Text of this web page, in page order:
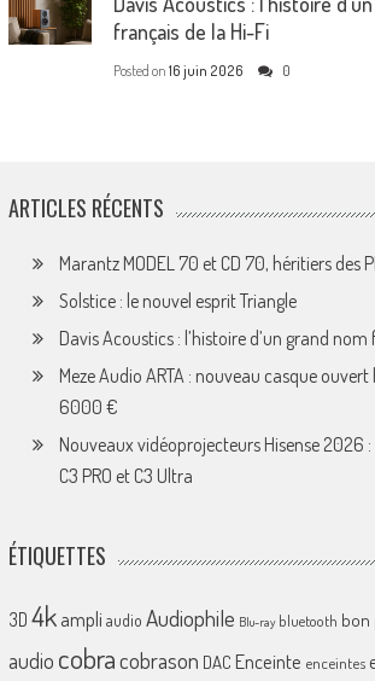
français de la Hi-Fi
Posted on 16 juin 2026 0
ARTICLES RÉCENTS
Marantz MODEL 70 et CD 70, héritiers des
Solstice : le nouvel esprit Triangle
Davis Acoustics : l’histoire d’un grand
Meze Audio ARTA : nouveau casque
6000 €
Nouveaux vidéoprojecteurs Hisense 2026 :
C3 PRO et C3 Ultra
ÉTIQUETTES
3D 4k ampliaudio Audiophile Blu-ray bluetooth bon
audio cobracobrason DAC Enceinte enceintes